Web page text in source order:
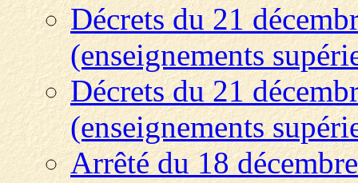
Décrets du 21
(enseignements
Décrets du 21
(enseignements
Arrêté du 18